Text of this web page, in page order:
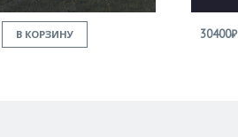
В КОРЗИНУ 30400₽